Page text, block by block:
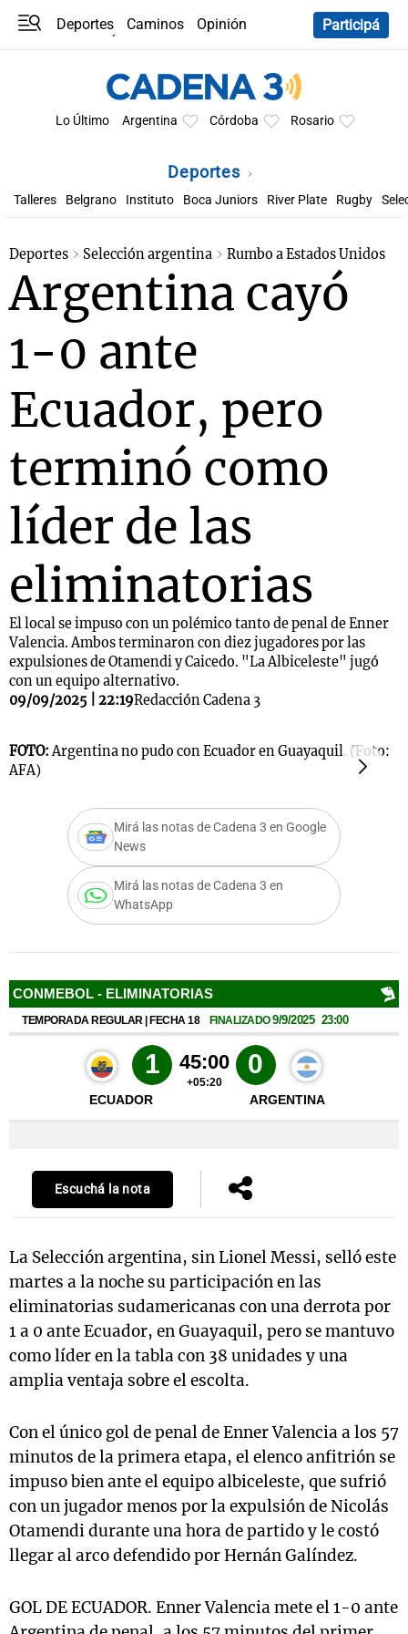
Deportes Caminos
Opinión
Participá
Lo Último Argentina Córdoba Rosario
Deportes
Talleres Belgrano Instituto Boca Juniors River Plate Rugby
Deportes Selección argentina Rumbo a Estados Unidos
Argentina cayó
1-0 ante
Ecuador, pero
terminó como
líder de las
eliminatorias
El local se impuso con un polémico tanto de penal de Enner
Valencia. Ambos terminaron con diez jugadores por las
expulsiones de Otamendi y Caicedo. "La Albiceleste" jugó
con un equipo alternativo.
09/09/2025 | 22:19Redacción Cadena 3
FOTO:Argentina no pudo con Ecuador en Guayaquil. (Foto:
AFA)
Mirá las notas de Cadena 3 en Google
News
Mirá las notas de Cadena 3 en
WhatsApp
Escuchá la nota
La Selección argentina, sin Lionel Messi, selló este
martes a la noche su participación en las
eliminatorias sudamericanas con una derrota por
1 a 0 ante Ecuador, en Guayaquil, pero se mantuvo
como líder en la tabla con 38 unidades y una
amplia ventaja sobre el escolta.
Con el único gol de penal de Enner Valencia a los 57
minutos de la primera etapa, el elenco anfitrión se
impuso bien ante el equipo albiceleste, que sufrió
con un jugador menos por la expulsión de Nicolás
Otamendi durante una hora de partido y le costó
llegar al arco defendido por Hernán Galíndez.
GOL DE ECUADOR. Enner Valencia mete el 1-0 ante
Notas
Notas